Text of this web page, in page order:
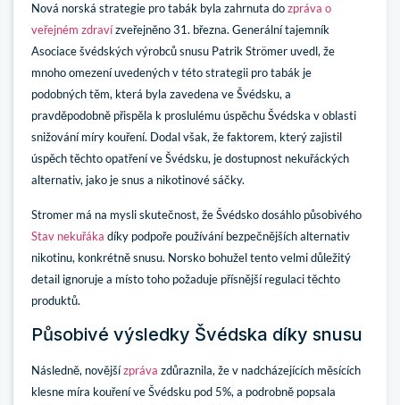
Nová norská strategie pro tabák byla zahrnuta dozpráva o
veřejném zdravízveřejněno 31. března. Generální tajemník
Asociace švédských výrobců snusu Patrik Strömer uvedl, že
mnoho omezení uvedených v této strategii pro tabák je
podobných těm, která byla zavedena ve Švédsku, a
pravděpodobně přispěla k proslulému úspěchu Švédska v oblasti
snižování míry kouření. Dodal však, že faktorem, který zajistil
úspěch těchto opatření ve Švédsku, je dostupnost nekuřáckých
alternativ, jako je snus a nikotinové sáčky.
Stromer má na mysli skutečnost, že Švédsko dosáhlo působivého
Stav nekuřáka díky podpoře používání bezpečnějších alternativ
nikotinu, konkrétně snusu. Norsko bohužel tento velmi důležitý
detail ignoruje a místo toho požaduje přísnější regulaci těchto
produktů.
Působivé výsledky Švédska díky snusu
Následně, novějšízpráva zdůraznila, že v nadcházejících měsících
klesne míra kouření ve Švédsku pod 5%, a podrobně popsala